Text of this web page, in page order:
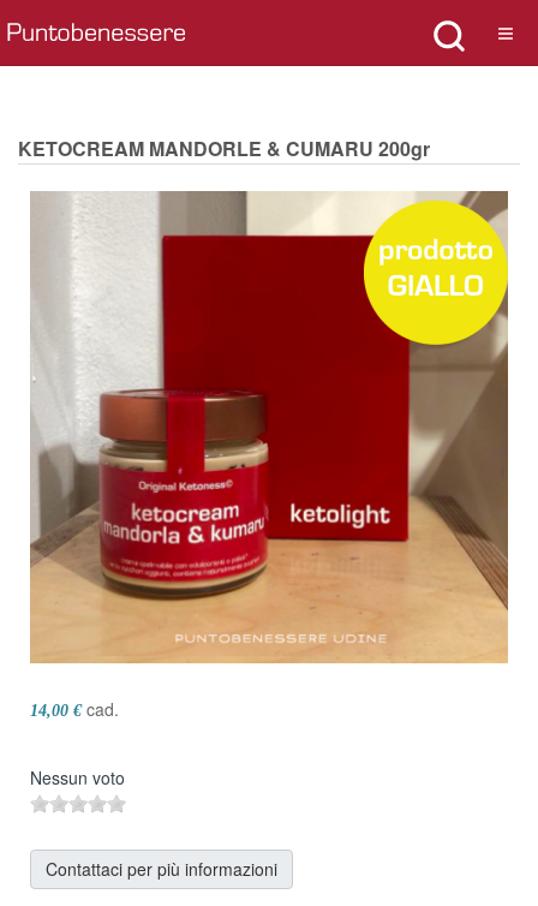
KETOCREAM MANDORLE & CUMARU 200gr
14,00 € cad.
Nessun voto
Contattaci per più informazioni